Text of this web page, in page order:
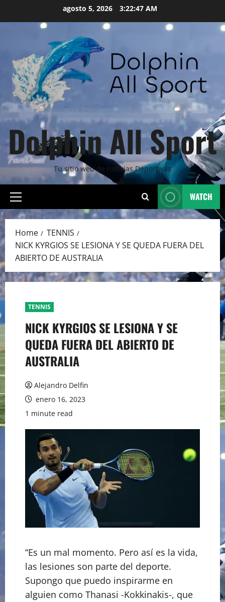
agosto 5, 2026 3:22:49 AM
Dolphin All Sport
Tu sitio web de noticias Deportivas
Primary
Menu
WATCH
Home
TENNIS
NICK KYRGIOS SE LESIONA Y SE QUEDA FUERA DEL
ABIERTO DE AUSTRALIA
TENNIS
NICK KYRGIOS SE LESIONA Y SE
QUEDA FUERA DEL ABIERTO DE
AUSTRALIA
Alejandro Delfin
enero 16, 2023
1 minute read
“Es un mal momento. Pero así es la vida,
las lesiones son parte del deporte.
Supongo que puedo inspirarme en
alguien como Thanasi -Kokkinakis-, que